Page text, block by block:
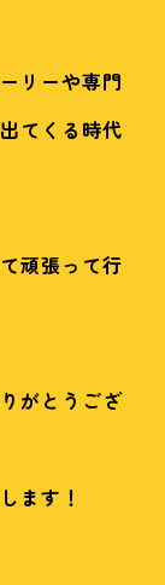
リーや専門
てくる時代
頑張って行
がとうござ
ます！